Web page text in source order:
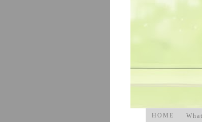
HOME